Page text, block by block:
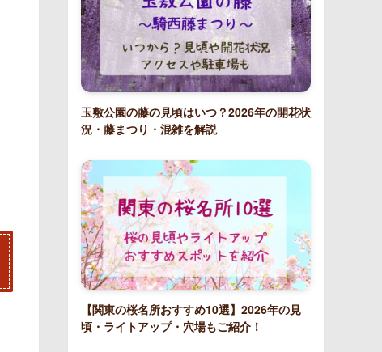
玉敷公園の藤の見頃はいつ？2026年の開花状
況・藤まつり・混雑を解説
【関東の桜名所おすすめ10選】2026年の見
頃・ライトアップ・穴場もご紹介！